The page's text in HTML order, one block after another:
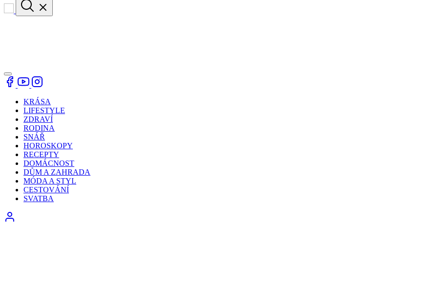
KRÁSA
LIFESTYLE
ZDRAVÍ
RODINA
SNÁŘ
HOROSKOPY
RECEPTY
DOMÁCNOST
DŮM A ZAHRADA
MÓDA A STYL
CESTOVÁNÍ
SVATBA